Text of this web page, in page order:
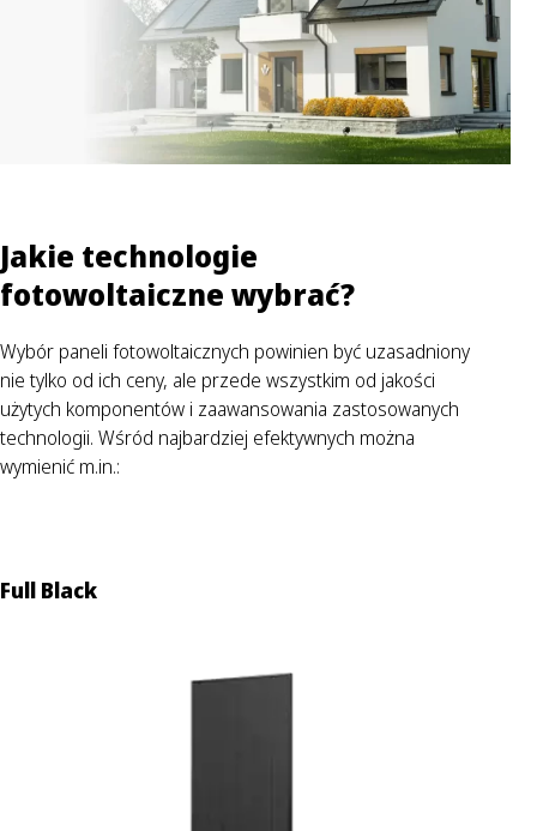
Jakie technologie
fotowoltaiczne wybrać?
Wybór paneli fotowoltaicznych powinien być uzasadniony
nie tylko od ich ceny, ale przede wszystkim od jakości
użytych komponentów i zaawansowania zastosowanych
technologii. Wśród najbardziej efektywnych można
wymienić m.in.:
Full Black